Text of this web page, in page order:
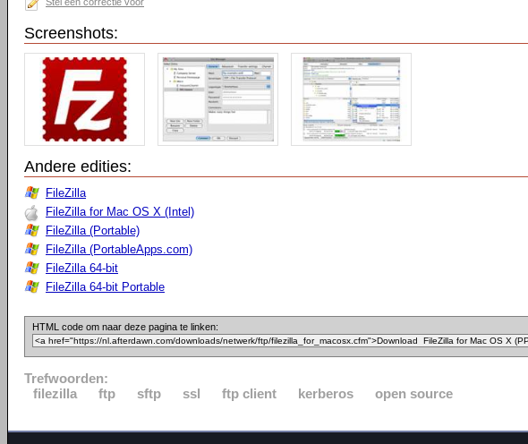
Screenshots:
Andere edities:
FileZilla
FileZilla for Mac OS X (Intel)
FileZilla (Portable)
FileZilla (PortableApps.com)
FileZilla 64-bit
FileZilla 64-bit Portable
HTML code om naar deze pagina te linken:
Trefwoorden:
filezilla
ftp sftp ssl ftp client kerberos open source